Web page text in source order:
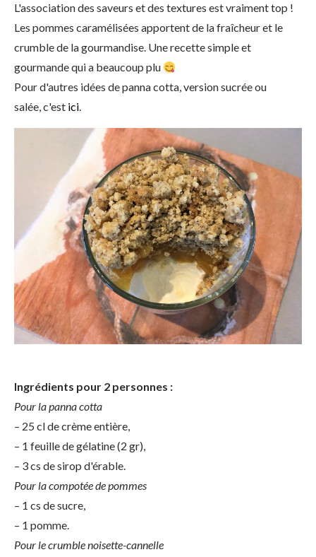
L'association des saveurs et des textures est vraiment top !
Les pommes caramélisées apportent de la fraîcheur et le
crumble de la gourmandise. Une recette simple et
gourmande qui a beaucoup plu
Pour d'autres idées de panna cotta, version sucrée ou
salée, c'est ici.
Ingrédients pour 2 personnes :
Pour la panna cotta
– 25 cl de crème entière,
– 1 feuille de gélatine (2 gr),
– 3 cs de sirop d'érable.
Pour la compotée de pommes
– 1 cs de sucre,
– 1 pomme.
Pour le crumble noisette-cannelle